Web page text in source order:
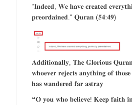
“𝐈𝐧𝐝𝐞𝐞𝐝, 𝐖𝐞 𝐡𝐚𝐯𝐞 𝐜𝐫𝐞𝐚𝐭𝐞𝐝
𝐩𝐫𝐞𝐨𝐫𝐝𝐚𝐢𝐧𝐞𝐝.” 𝐐𝐮𝐫𝐚𝐧 (𝟓𝟒:𝟒𝟗)
𝐀𝐝𝐝𝐢𝐭𝐢𝐨𝐧𝐚𝐥𝐥𝐲, 𝐓𝐡𝐞 𝐆𝐥𝐨𝐫𝐢𝐨𝐮𝐬 𝐐𝐮𝐫𝐚𝐧
𝐰𝐡𝐨𝐞𝐯𝐞𝐫 𝐫𝐞𝐣𝐞𝐜𝐭𝐬 𝐚𝐧𝐲𝐭𝐡𝐢𝐧𝐠 𝐨𝐟 𝐭𝐡𝐨𝐬𝐞
𝐡𝐚𝐬 𝐰𝐚𝐧𝐝𝐞𝐫𝐞𝐝 𝐟𝐚𝐫 𝐚𝐬𝐭𝐫𝐚𝐲
❝𝐎 𝐲𝐨𝐮 𝐰𝐡𝐨 𝐛𝐞𝐥𝐢𝐞𝐯𝐞! 𝐊𝐞𝐞𝐩 𝐟𝐚𝐢𝐭𝐡